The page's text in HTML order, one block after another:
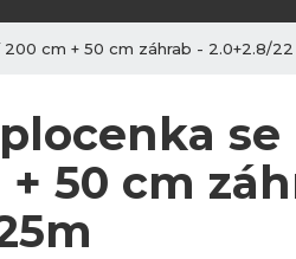
cm + 50 cm záhrab - 2.0+2.8/
se
50 cm